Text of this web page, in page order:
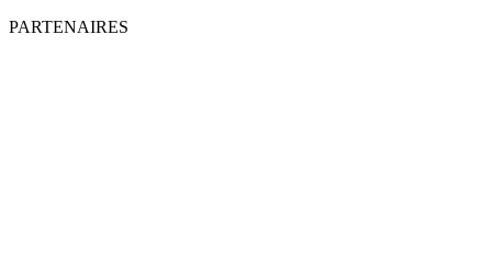
PARTENAIRES